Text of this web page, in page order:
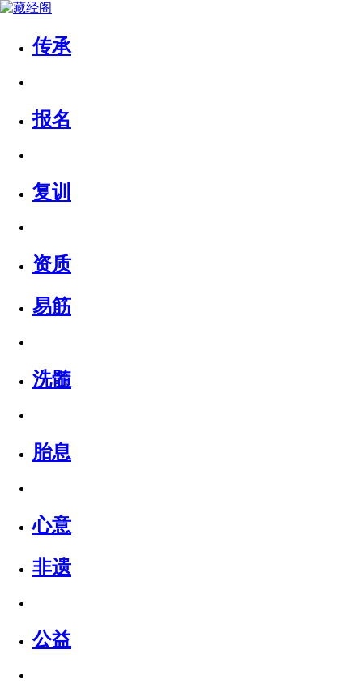
传承
报名
复训
资质
易筋
洗髓
胎息
心意
非遗
公益